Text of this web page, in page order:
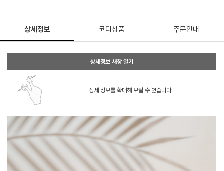
상세정보 코디상품 주문안내
상세정보 새창 열기
상세 정보를 확대해 보실 수 있습니다.